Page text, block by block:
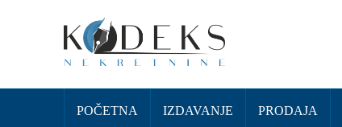
POČETNA IZDAVANJE PRODAJA